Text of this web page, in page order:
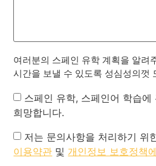
여러분의 스페인 유학 계획을 알려
시간을 보낼 수 있도록 성심성의껏
Newsletter
스페인 유학, 스페인어 학습에
희망합니다.
Privacy
Policy
저는 문의사항을 처리하기 위
이용약관 및 개인정보 보호정책에